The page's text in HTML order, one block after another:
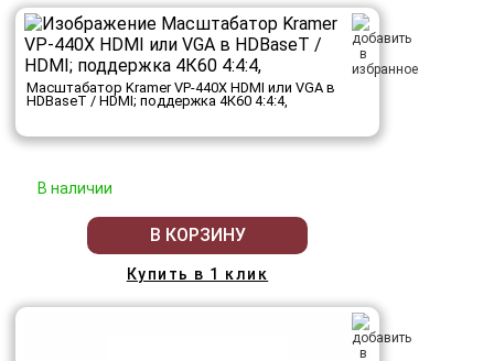
Масштабатор Kramer VP-440X HDMI или VGA в
HDBaseT / HDMI; поддержка 4К60 4:4:4,
В наличии
В КОРЗИНУ
Купить в 1 клик